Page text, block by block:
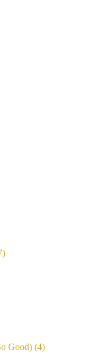
Good) (4)